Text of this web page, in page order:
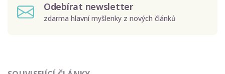
Odebírat newsletter
zdarma hlavní myšlenky z nových článků